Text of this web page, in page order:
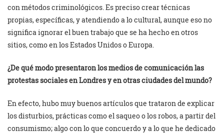
con métodos criminológicos. Es preciso crear técnicas
propias, específicas, y atendiendo a lo cultural, aunque eso no
significa ignorar el buen trabajo que se ha hecho en otros
sitios, como en los Estados Unidos o Europa.
¿De qué modo presentaron los medios de comunicación las
protestas sociales en Londres y en otras ciudades del mundo?
En efecto, hubo muy buenos artículos que trataron de explicar
los disturbios, prácticas como el saqueo o los robos, a partir del
consumismo; algo con lo que concuerdo y a lo que he dedicado